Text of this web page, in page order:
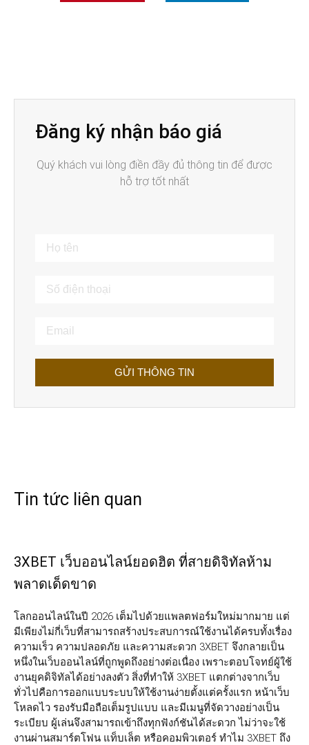
Đăng ký nhận báo giá
Quý khách vui lòng điền đầy đủ thông tin để được
hỗ trợ tốt nhất
GỬI THÔNG TIN
Tin tức liên quan
3XBET เว็บออนไลน์ยอดฮิต ที่สายดิจิทัลห้าม
พลาดเด็ดขาด
โลกออนไลน์ในปี 2026 เต็มไปด้วยแพลตฟอร์มใหม่มากมาย แต่
มีเพียงไม่กี่เว็บที่สามารถสร้างประสบการณ์ใช้งานได้ครบทั้งเรื่อง
ความเร็ว ความปลอดภัย และความสะดวก 3XBET จึงกลายเป็น
หนึ่งในเว็บออนไลน์ที่ถูกพูดถึงอย่างต่อเนื่อง เพราะตอบโจทย์ผู้ใช้
งานยุคดิจิทัลได้อย่างลงตัว สิ่งที่ทำให้ 3XBET แตกต่างจากเว็บ
ทั่วไปคือการออกแบบระบบให้ใช้งานง่ายตั้งแต่ครั้งแรก หน้าเว็บ
โหลดไว รองรับมือถือเต็มรูปแบบ และมีเมนูที่จัดวางอย่างเป็น
ระเบียบ ผู้เล่นจึงสามารถเข้าถึงทุกฟังก์ชันได้สะดวก ไม่ว่าจะใช้
งานผ่านสมาร์ตโฟน แท็บเล็ต หรือคอมพิวเตอร์ ทำไม 3XBET ถึง